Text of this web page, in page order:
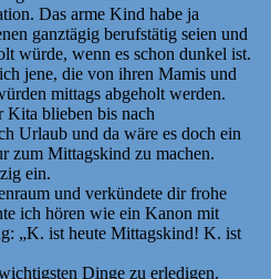
Das arme Kind habe ja
ganztägig berufstätig seien und
würde, wenn es schon dunkel ist.
jene, die von ihren Mamis und
mittags abgeholt werden.
Kita blieben bis nach
Urlaub und da wäre es doch ein
zum Mittagskind zu machen.
ein.
und verkündete dir frohe
ich hören wie ein Kanon mit
„K. ist heute Mittagskind! K. ist
Dinge zu erledigen.